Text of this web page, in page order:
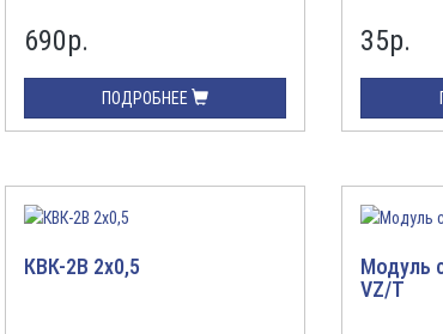
690р.
ПОДРОБНЕЕ
35р.
КВК-2В 2х0,5
Модуль
VZ/T